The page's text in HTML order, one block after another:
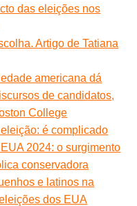
das eleições nos
Artigo de Tatiana
americana dá
de candidatos,
College
é complicado
2024: o surgimento
conservadora
e latinos na
dos EUA